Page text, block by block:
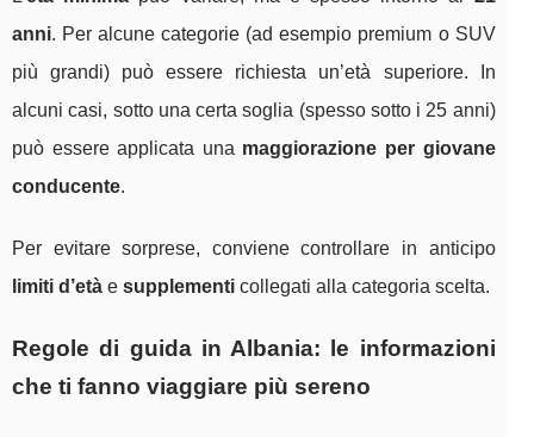
anni. Per alcune categorie (ad esempio premium o SUV
più grandi) può essere richiesta un’età superiore. In
alcuni casi, sotto una certa soglia (spesso sotto i 25 anni)
può essere applicata una maggiorazione per giovane
conducente.
Per evitare sorprese, conviene controllare in anticipo
limiti d’età e supplementi collegati alla categoria scelta.
Regole di guida in Albania: le informazioni
che ti fanno viaggiare più sereno